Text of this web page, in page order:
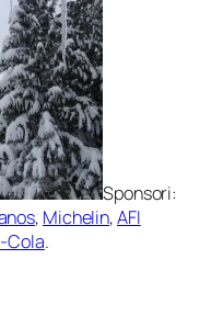
Sponsori:
, Michelin,AFI
Cola.